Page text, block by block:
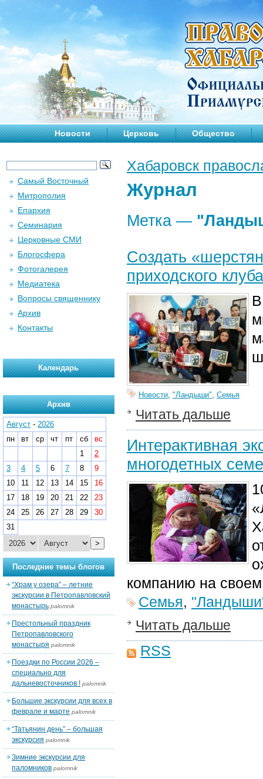
Новости Церковь Общество
Хабаровск
Журнал
Метка —
Создать
приходского
Новости, "Ландыши", Семья
Читать дальше
Интерактивная
многодетных
компанию на
Семья,
Читать дальше
RSS
Самый Восточный
Митрополия
Епархия
Семинария
Церковные СМИ
Блогосфера
Фотогалерея
Медиатека
Вопросы священнику
Архив
Контакты
Календарь
Архив
Август - 2026
пн
вт ср чт пт сб
вс
1
2
3
4 5 6 7 8
9
10
11 12 13 14 15
16
17
18 19 20 21 22
23
24
25 26 27 28 29
30
31
>
Последние темы блогов
“Храм у озера” – летние
экскурсии в Петропавловский
монастырь palomnik
Престольный праздник
Петропавловского
монастыря palomnik
Поездки по России 2026 –
специально для
дальневосточников ! palomnik
Большие экскурсии для всех в
феврале и марте palomnik
“Татьянин день” – большая
экскурсия palomnik
Зимние экскурсии для
паломников palomnik